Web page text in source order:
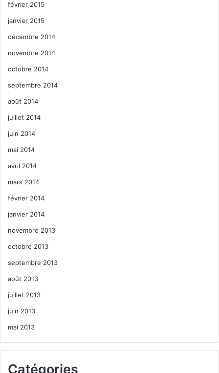
février 2015
janvier 2015
décembre 2014
novembre 2014
octobre 2014
septembre 2014
août 2014
juillet 2014
juin 2014
mai 2014
avril 2014
mars 2014
février 2014
janvier 2014
novembre 2013
octobre 2013
septembre 2013
août 2013
juillet 2013
juin 2013
mai 2013
Catégories